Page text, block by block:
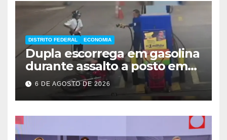
DISTRITO FEDERAL ECONOMIA
Dupla escorrega em gasolina
durante assalto a posto em
Ceilândia
6 DE AGOSTO DE 2026